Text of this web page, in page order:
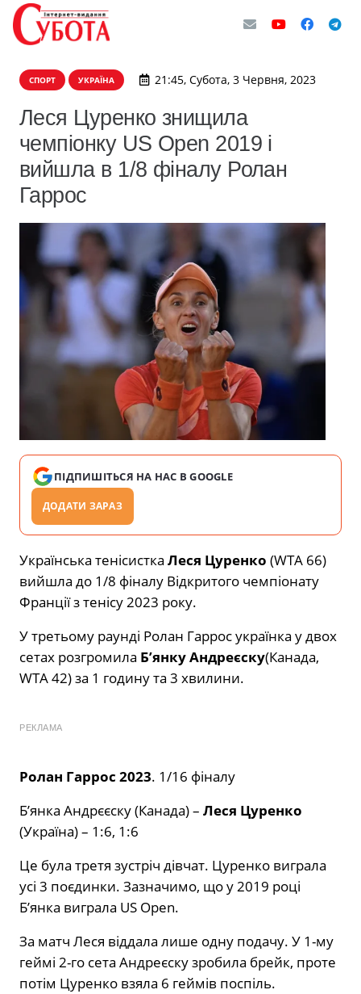
СПОРТ УКРАЇНА 21:45, Субота, 3 Червня, 2023
Леся Цуренко знищила
чемпіонку US Open 2019 і
вийшла в 1/8 фіналу Ролан
Гаррос
ПІДПИШІТЬСЯ НА НАС В GOOGLE
ДОДАТИ ЗАРАЗ
Українська тенісистка Леся Цуренко (WTA 66)
вийшла до 1/8 фіналу Відкритого чемпіонату
Франції з тенісу 2023 року.
У третьому раунді Ролан Гаррос українка у двох
сетах розгромила Б’янку Андреєску(Канада,
WTA 42) за 1 годину та 3 хвилини.
РЕКЛАМА
Ролан Гаррос 2023. 1/16 фіналу
Б’янка Андрєєску (Канада) – Леся Цуренко
(Україна) – 1:6, 1:6
Це була третя зустріч дівчат. Цуренко виграла
усі 3 поєдинки. Зазначимо, що у 2019 році
Б’янка виграла US Open.
За матч Леся віддала лише одну подачу. У 1-му
геймі 2-го сета Андреєску зробила брейк, проте
потім Цуренко взяла 6 геймів поспіль.